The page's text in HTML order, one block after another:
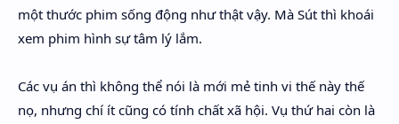
một thước phim sống động như thật vậy. Mà Sút thì khoái
xem phim hình sự tâm lý lắm.
Các vụ án thì không thể nói là mới mẻ tinh vi thế này thế
nọ, nhưng chí ít cũng có tính chất xã hội. Vụ thứ hai còn là